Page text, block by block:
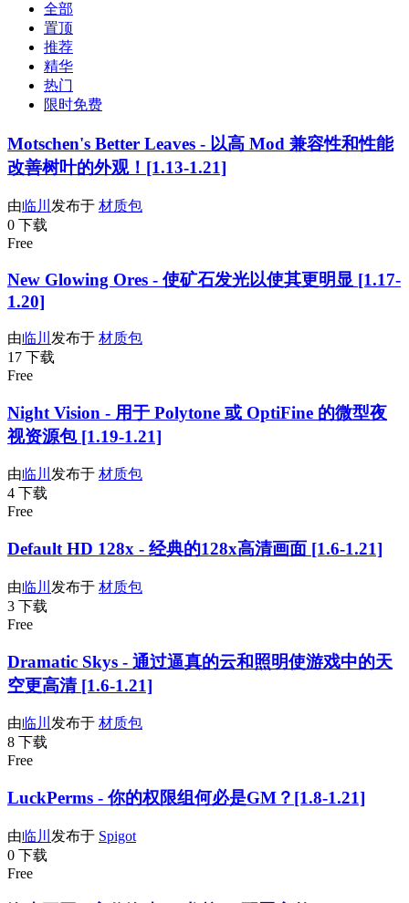
全部
置顶
推荐
精华
热门
限时免费
Motschen's Better Leaves - 以高 Mod 兼容性和性能
改善树叶的外观！[1.13-1.21]
由临川 发布于 材质包
0 下载
Free
New Glowing Ores - 使矿石发光以使其更明显 [1.17-
1.20]
由临川 发布于 材质包
17 下载
Free
Night Vision - 用于 Polytone 或 OptiFine 的微型夜
视资源包 [1.19-1.21]
由临川 发布于 材质包
4 下载
Free
Default HD 128x - 经典的128x高清画面 [1.6-1.21]
由临川 发布于 材质包
3 下载
Free
Dramatic Skys - 通过逼真的云和照明使游戏中的天
空更高清 [1.6-1.21]
由临川 发布于 材质包
8 下载
Free
LuckPerms - 你的权限组何必是GM？[1.8-1.21]
由临川 发布于 Spigot
0 下载
Free